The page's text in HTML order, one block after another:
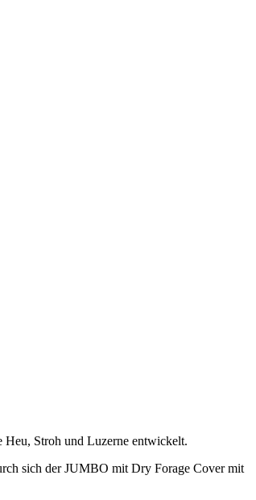
Stroh und Luzerne entwickelt.
sich der JUMBO mit Dry Forage Cover mit